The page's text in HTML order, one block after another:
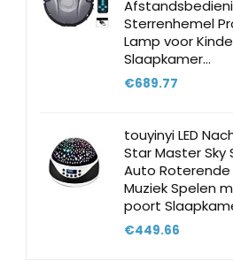
Sterrenhemel
Lamp voor
Slaapkamer…
€689.77
touyinyi LED
Star Master Sky
Auto
Muziek Spelen
poort
€449.66